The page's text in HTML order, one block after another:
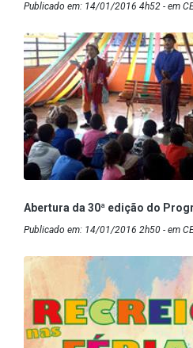
Publicado em: 14/01/2016 4h52 - em
Abertura da 30ª edição do
Publicado em: 14/01/2016 2h50 - em